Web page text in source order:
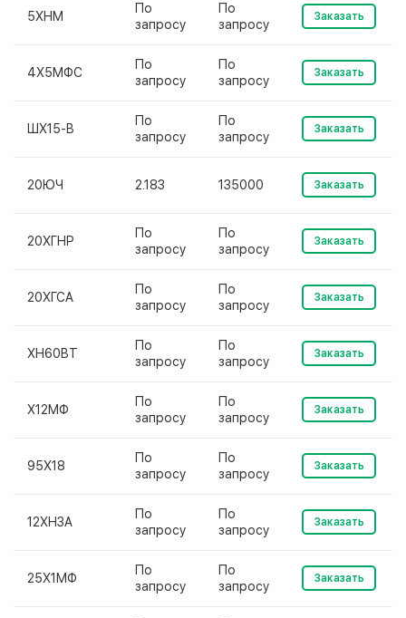
5ХНМ
По
запросу
По
запросу
Заказать
4Х5МФС
По
запросу
По
запросу
Заказать
ШХ15-В
По
запросу
По
запросу
Заказать
20ЮЧ 2.183 135000 Заказать
20ХГНР
По
запросу
По
запросу
Заказать
20ХГСА
По
запросу
По
запросу
Заказать
ХН60ВТ
По
запросу
По
запросу
Заказать
Х12МФ
По
запросу
По
запросу
Заказать
95Х18
По
запросу
По
запросу
Заказать
12ХН3А
По
запросу
По
запросу
Заказать
25Х1МФ
По
запросу
По
запросу
Заказать